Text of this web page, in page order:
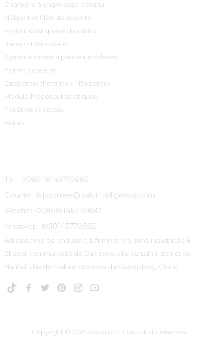
Charnière à engrenage continu
Héliport et filets de sécurité
Porte moustiquaire de métro
transport ferroviaire
Système solaire à panneaux solaires
Ferme de scène
Dissipateur thermique / Radiateur
Module/Pièces automatiques
Fenêtres et portes
Autres
Tél. : 0086 18145770882
Courriel : lxjasonlee@lxaluintelligence.com
Wechat :008618145770882
WhatsApp : 8618145770882
Adresse : rez-de-chaussée, bâtiment n° 1, zone industrielle 8
Zhanqi, communauté de Dachong, ville de Lishui, district de
Nanhai, ville de Foshan, province du Guangdong, Chine.
Copyright © 2024 Goodao.cn Tous droits réservés